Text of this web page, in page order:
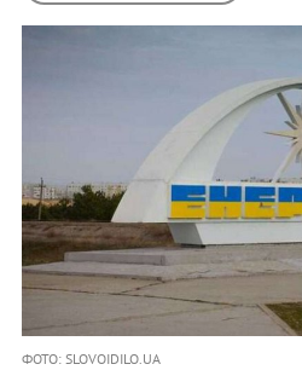
ФОТО: SLOVOIDILO.UA